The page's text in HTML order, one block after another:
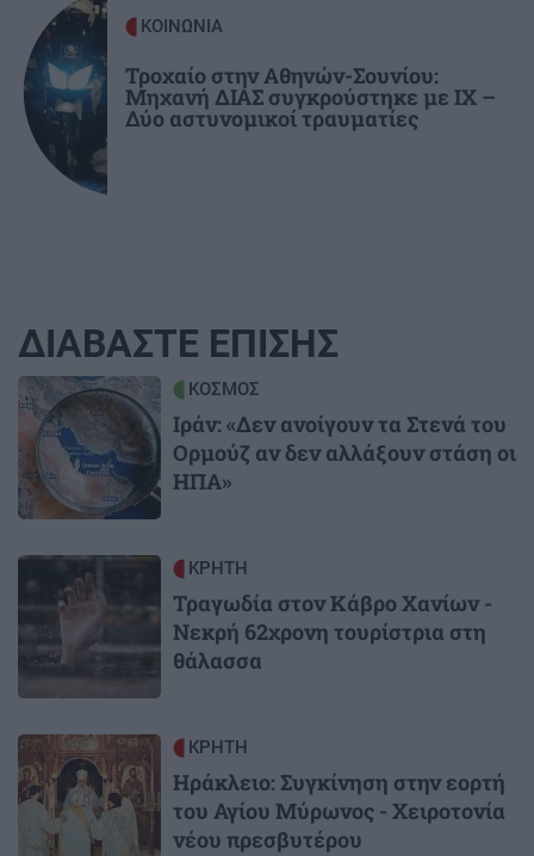
ΚΟΙΝΩΝΙΑ
Τροχαίο στην Αθηνών-Σουνίου:
Μηχανή ΔΙΑΣ συγκρούστηκε με ΙΧ –
Δύο αστυνομικοί τραυματίες
ΔΙΑΒΑΣΤΕ ΕΠΙΣΗΣ
Image ΚΟΣΜΟΣ
Ιράν: «Δεν ανοίγουν τα Στενά του
Ορμούζ αν δεν αλλάξουν στάση οι
ΗΠΑ»
ΚΡΗΤΗ
Τραγωδία στον Κάβρο Χανίων -
Νεκρή 62χρονη τουρίστρια στη
θάλασσα
Image ΚΡΗΤΗ
Ηράκλειο: Συγκίνηση στην εορτή
του Αγίου Μύρωνος - Χειροτονία
νέου πρεσβυτέρου